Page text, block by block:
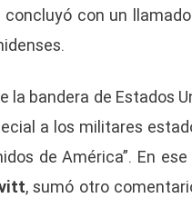
concluyó con un
la bandera de Estados
a los militares
de América”. En
, sumó otro